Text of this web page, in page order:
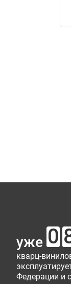
уже
кварц-
Федерации и